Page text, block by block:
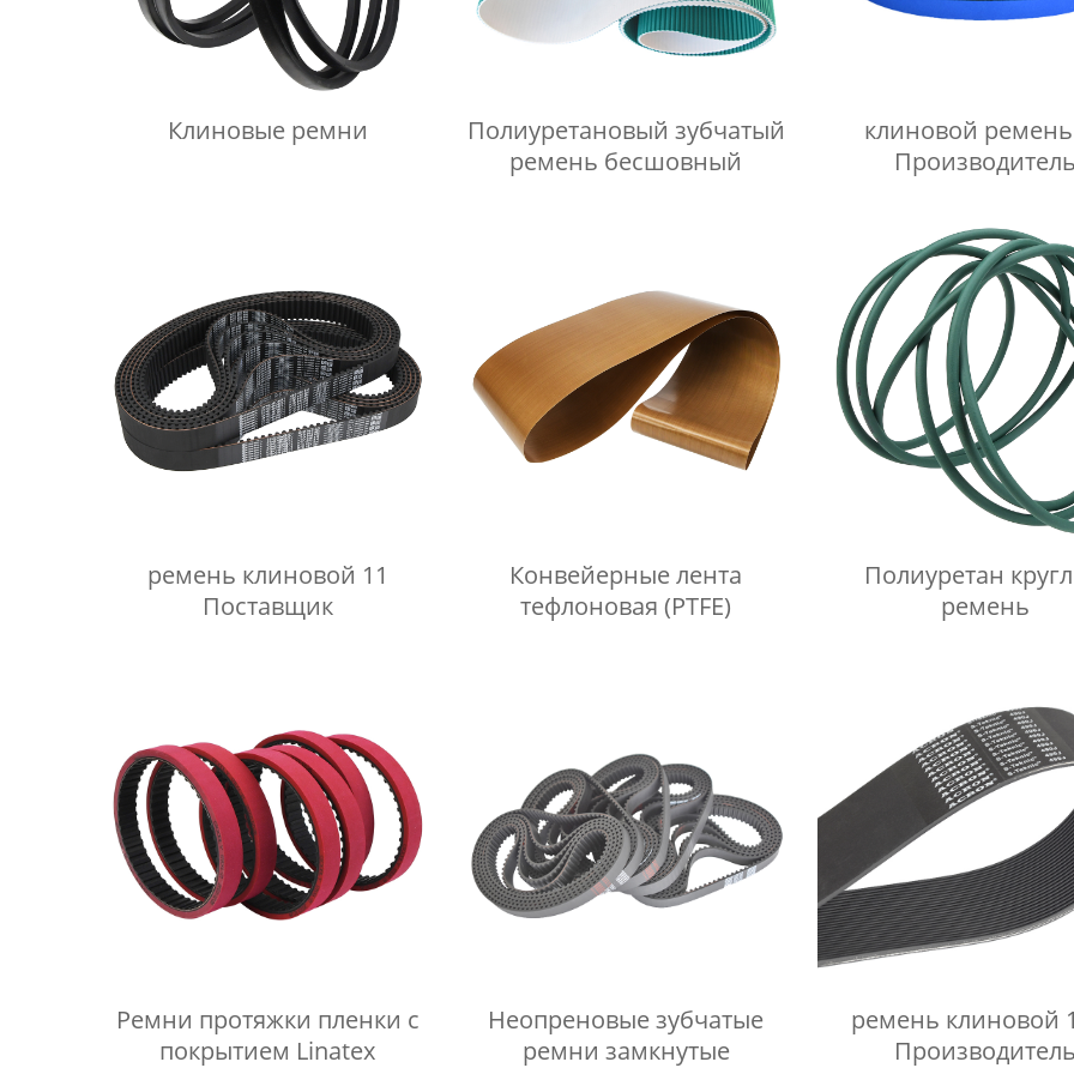
Клиновые ремни
Полиуретановый зубчатый
ремень бесшовный
клиновой
ремень клиновой 11
Поставщик
Конвейерные лента
тефлоновая (PTFE)
Полиуретан
ремень
Ремни протяжки пленки с
покрытием Linatex
Неопреновые зубчатые
ремни замкнутые
ремень клиновой